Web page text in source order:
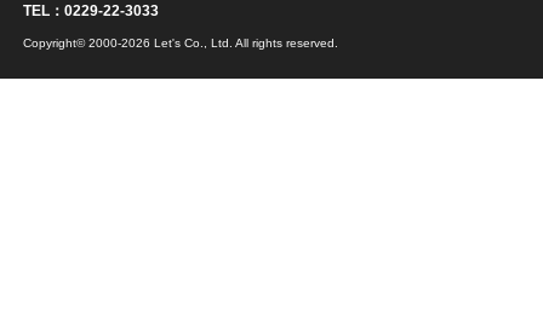
TEL：0229-22-3033
Copyright© 2000-2026 Let's Co., Ltd. All rights reserved.